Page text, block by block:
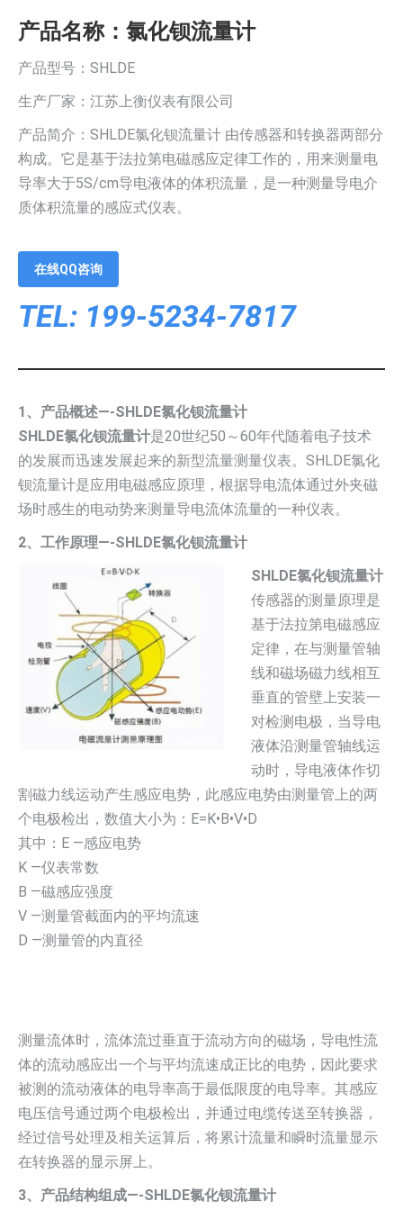
产品名称：氯化钡流量计
产品型号：SHLDE
生产厂家：江苏上衡仪表有限公司
产品简介：SHLDE氯化钡流量计 由传感器和转换器两部分
构成。它是基于法拉第电磁感应定律工作的，用来测量电
导率大于5S/cm导电液体的体积流量，是一种测量导电介
质体积流量的感应式仪表。
在线QQ咨询
TEL: 199-5234-7817
1、产品概述—-SHLDE氯化钡流量计
SHLDE氯化钡流量计是20世纪50～60年代随着电子技术
的发展而迅速发展起来的新型流量测量仪表。SHLDE氯化
钡流量计是应用电磁感应原理，根据导电流体通过外夹磁
场时感生的电动势来测量导电流体流量的一种仪表。
2、工作原理—-SHLDE氯化钡流量计
SHLDE氯化钡流量计
传感器的测量原理是
基于法拉第电磁感应
定律，在与测量管轴
线和磁场磁力线相互
垂直的管壁上安装一
对检测电极，当导电
液体沿测量管轴线运
动时，导电液体作切
割磁力线运动产生感应电势，此感应电势由测量管上的两
个电极检出，数值大小为：E=K•B•V•D
其中：E —感应电势
K —仪表常数
B —磁感应强度
V —测量管截面内的平均流速
D —测量管的内直径
测量流体时，流体流过垂直于流动方向的磁场，导电性流
体的流动感应出一个与平均流速成正比的电势，因此要求
被测的流动液体的电导率高于最低限度的电导率。其感应
电压信号通过两个电极检出，并通过电缆传送至转换器，
经过信号处理及相关运算后，将累计流量和瞬时流量显示
在转换器的显示屏上。
3、产品结构组成—-SHLDE氯化钡流量计